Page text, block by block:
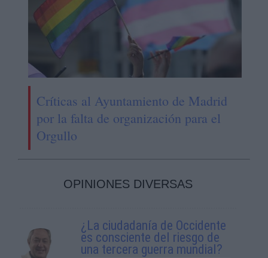
Críticas al Ayuntamiento de Madrid
por la falta de organización para el
Orgullo
OPINIONES DIVERSAS
¿La ciudadanía de Occidente
es consciente del riesgo de
una tercera guerra mundial?